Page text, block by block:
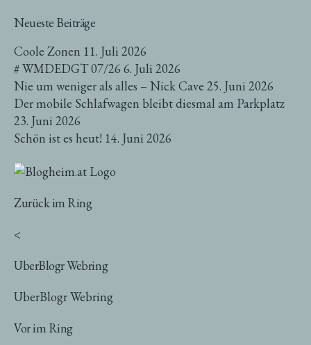
Neueste Beiträge
Coole Zonen 11. Juli 2026
# WMDEDGT 07/26 6. Juli 2026
Nie um weniger als alles – Nick Cave 25. Juni 2026
Der mobile Schlafwagen bleibt diesmal am Parkplatz
23. Juni 2026
Schön ist es heut! 14. Juni 2026
Zurück im Ring
<
UberBlogr Webring
UberBlogr Webring
Vor im Ring